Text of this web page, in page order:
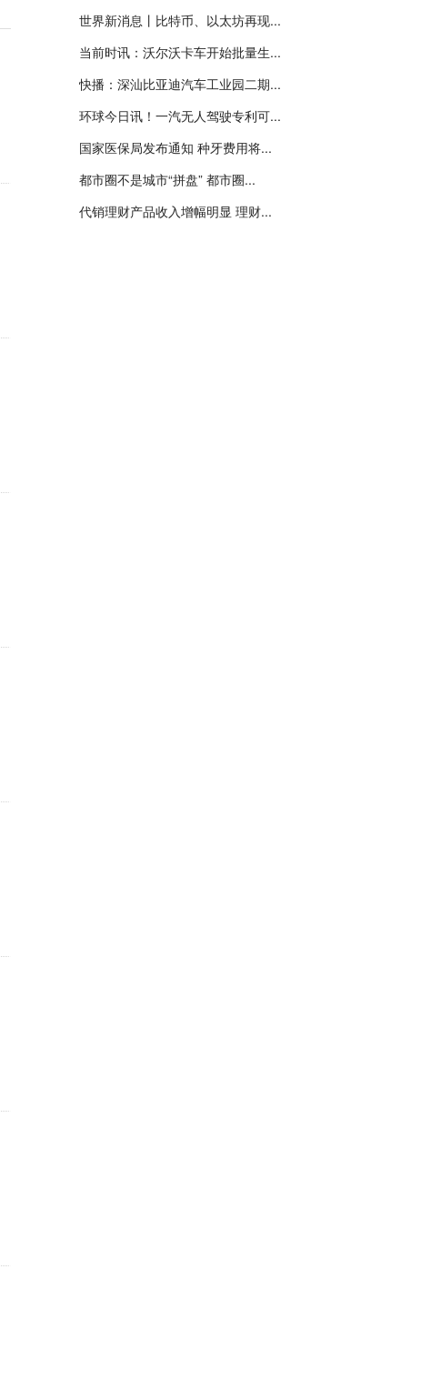
世界新消息丨比特币、以太坊再现...
当前时讯：沃尔沃卡车开始批量生...
快播：深汕比亚迪汽车工业园二期...
环球今日讯！一汽无人驾驶专利可...
国家医保局发布通知 种牙费用将...
都市圈不是城市“拼盘” 都市圈...
代销理财产品收入增幅明显 理财...